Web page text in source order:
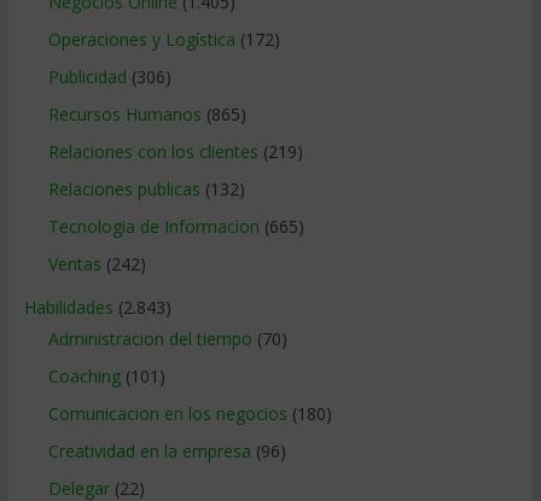
Operaciones y Logística (172)
Publicidad (306)
Recursos Humanos (865)
Relaciones con los clientes (219)
Relaciones publicas (132)
Tecnologia de Informacion (665)
Ventas (242)
Habilidades (2.843)
Administracion del tiempo (70)
Coaching(101)
Comunicacion en los negocios (180)
Creatividad en la empresa (96)
Delegar(22)